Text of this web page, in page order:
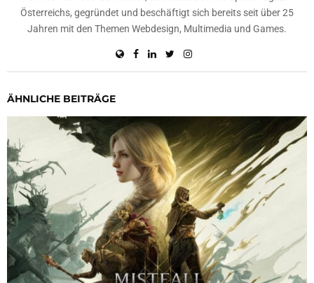
Österreichs, gegründet und beschäftigt sich bereits seit über 25
Jahren mit den Themen Webdesign, Multimedia und Games.
ÄHNLICHE BEITRÄGE